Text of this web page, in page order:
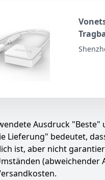
Ausdruck "Beste"
Lieferung" bedeutet,
ist, aber nicht
(abweichender